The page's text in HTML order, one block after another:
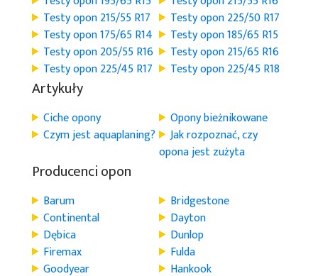
Testy opon 215/55 R17
Testy opon 225/50 R17
Testy opon 175/65 R14
Testy opon 185/65 R15
Testy opon 205/55 R16
Testy opon 215/65 R16
Testy opon 225/45 R17
Testy opon 225/45 R18
Artykuły
Ciche opony
Opony bieżnikowane
Czym jest aquaplaning?
Jak rozpoznać, czy
opona jest zużyta
Producenci opon
Barum
Bridgestone
Continental
Dayton
Dębica
Dunlop
Firemax
Fulda
Goodyear
Hankook